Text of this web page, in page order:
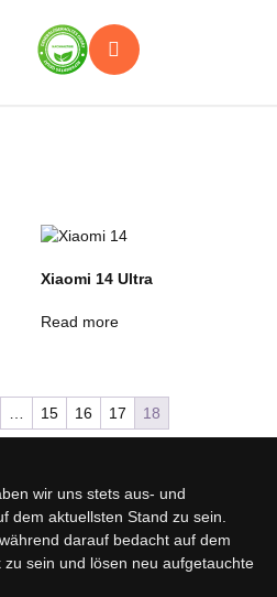
Xiaomi 14 Ultra
Read more
15 16 17 18
wir uns stets aus- und
dem aktuellsten Stand zu sein.
darauf bedacht auf dem
sein und lösen neu aufgetauchte